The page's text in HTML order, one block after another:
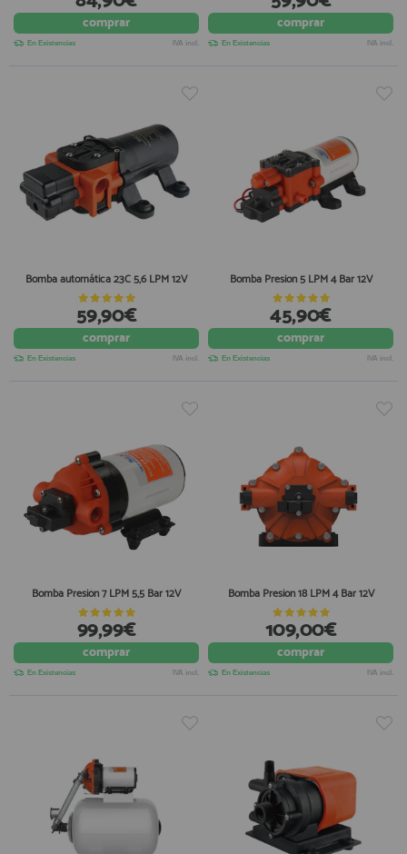
AFILIADOS
910 60 71 03
HORARIO de TIENDA:
de 10:00 a 20:00 de Lunes a Viernes
Sábados de 10:00 a 14:00
info@francobordo.com
registro profesional
comprar
En Existencias IVA incl.
comprar
En Existencias IVA incl.
Bomba automática 23C 5,6 LPM 12V
59,90€
comprar
En Existencias IVA incl.
Bomba Presion 5 LPM 4 Bar 12V
45,90€
comprar
En Existencias IVA incl.
Bomba Presión 7 LPM 5,5 Bar 12V
99,99€
comprar
En Existencias IVA incl.
Bomba Presion 18 LPM 4 Bar 12V
109,00€
comprar
En Existencias IVA incl.